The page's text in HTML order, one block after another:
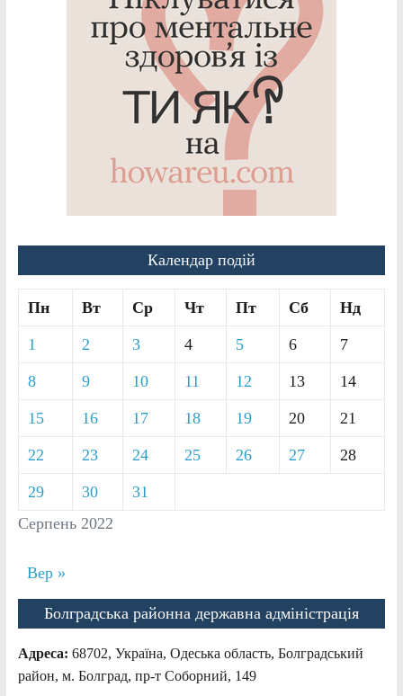
Календар подій
Серпень 2022
Пн Вт Ср Чт Пт Сб Нд
1 2 3 4 5 6 7
8 9 10 11 12 13 14
15 16 17 18 19 20 21
22 23 24 25 26 27 28
29 30 31
Вер »
Болградська районна державна адміністрація
Адреса: 68702, Україна, Одеська область, Болградський
район, м. Болград, пр-т Соборний, 149